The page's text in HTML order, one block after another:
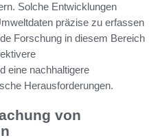
Solche Entwicklungen
präzise zu erfassen
Forschung in diesem Bereich
eine nachhaltigere
Herausforderungen.
von